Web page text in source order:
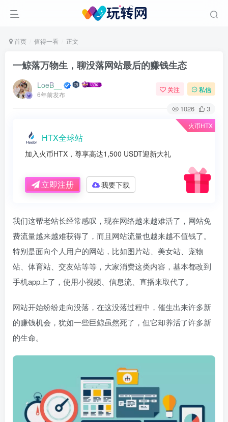
首页 值得一看 正文
一鲸落万物生，聊没落网站最后的赚钱生态
LoeB__
6年前发布
关注 私信
1026 3
火币HTX
HTX全球站
加入火币HTX，尊享高达1,500 USDT迎新大礼
立即注册 我要下载
我们这帮老站长经常感叹，现在网络越来越难活了，网站免
费流量越来越难获得了，而且网站流量也越来越不值钱了。
特别是面向个人用户的网站，比如图片站、美女站、宠物
站、体育站、交友站等等，大家消费这类内容，基本都改到
手机app上了，使用小视频、信息流、直播来取代了。
网站开始纷纷走向没落，在这没落过程中，催生出来许多新
的赚钱机会，犹如一些巨鲸虽然死了，但它却养活了许多新
的生命。